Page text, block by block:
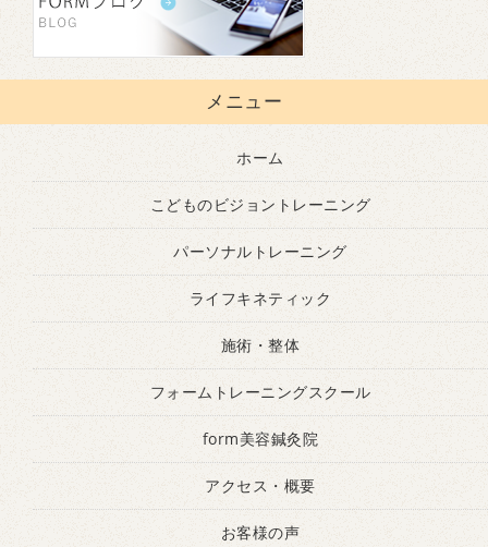
メニュー
ホーム
こどものビジョントレーニング
パーソナルトレーニング
ライフキネティック
施術・整体
フォームトレーニングスクール
form美容鍼灸院
アクセス・概要
お客様の声